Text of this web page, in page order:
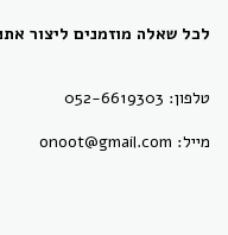
לכל שאלה מוזמנים ליצור
טלפון: 052-6619303
מייל: onoot@gmail.com